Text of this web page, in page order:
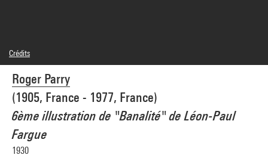
Roger Parry
(1905, France - 1977, France)
6ème illustration de "Banalité" de Léon-Paul
Fargue
1930
Crédits
© RMN-Grand Palais
Crédit photographique : Centre Pompidou, MNAM-CCI/Bertrand Prévost/Dist.
GrandPalaisRmn
Réf. image : 4R14534 [1999 CX 0626]